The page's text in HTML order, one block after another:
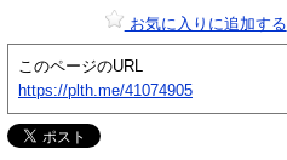
お気に入りに追加する
このページのURL
https://plth.me/41074905